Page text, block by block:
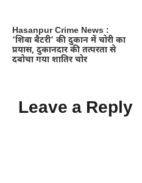
Hasanpur Crime News :
‘शिवा बैटरी’ की दुकान में चोरी का
प्रयास, दुकानदार की तत्परता से
दबोचा गया शातिर चोर
Leave a Reply